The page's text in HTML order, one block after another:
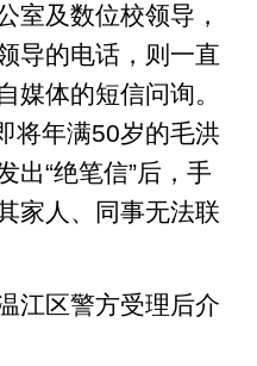
室及数位校领导，
导的电话，则一直
媒体的短信问询。
将年满50岁的毛洪
出“绝笔信”后，手
家人、同事无法联
江区警方受理后介